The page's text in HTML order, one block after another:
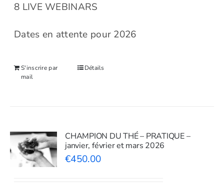
8 LIVE WEBINARS
Dates en attente pour 2026
S'inscrire par
mail
Détails
CHAMPION DU THÉ – PRATIQUE –
janvier, février et mars 2026
€450.00